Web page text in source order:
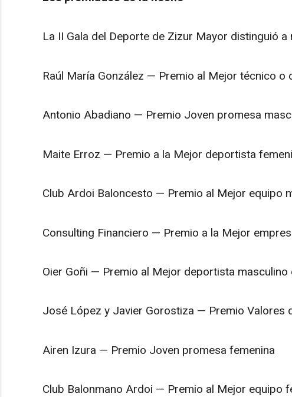
La II Gala del Deporte de Zizur Mayor distinguió
Raúl María González — Premio al Mejor técnico o
Antonio Abadiano — Premio Joven promesa
Maite Erroz — Premio a la Mejor deportista
Club Ardoi Baloncesto — Premio al Mejor equipo
Consulting Financiero — Premio a la Mejor
Oier Goñi — Premio al Mejor deportista masculino
José López y Javier Gorostiza — Premio Valores
Airen Izura — Premio Joven promesa femenina
Club Balonmano Ardoi — Premio al Mejor equipo